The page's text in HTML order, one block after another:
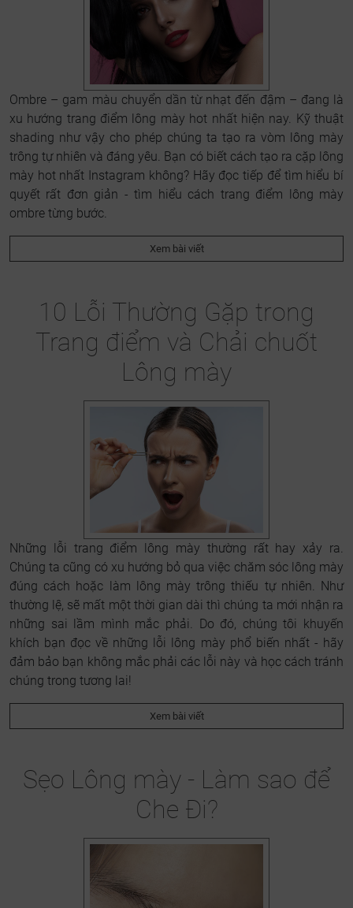
Ombre – gam màu chuyển dần từ nhạt đến đậm – đang là
xu hướng trang điểm lông mày hot nhất hiện nay. Kỹ thuật
shading như vậy cho phép chúng ta tạo ra vòm lông mày
trông tự nhiên và đáng yêu. Bạn có biết cách tạo ra cặp lông
mày hot nhất Instagram không? Hãy đọc tiếp để tìm hiểu bí
quyết rất đơn giản - tìm hiểu cách trang điểm lông mày
ombre từng bước.
Xem bài viết
10 Lỗi Thường Gặp trong
Trang điểm và Chải chuốt
Lông mày
Những lỗi trang điểm lông mày thường rất hay xảy ra.
Chúng ta cũng có xu hướng bỏ qua việc chăm sóc lông mày
đúng cách hoặc làm lông mày trông thiếu tự nhiên. Như
thường lệ, sẽ mất một thời gian dài thì chúng ta mới nhận ra
những sai lầm mình mắc phải. Do đó, chúng tôi khuyến
khích bạn đọc về những lỗi lông mày phổ biến nhất - hãy
đảm bảo bạn không mắc phải các lỗi này và học cách tránh
chúng trong tương lai!
Xem bài viết
Sẹo Lông mày - Làm sao để
Che Đi?